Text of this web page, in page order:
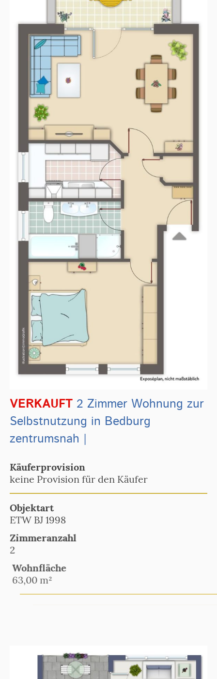
VERKAUFT 2 Zimmer Wohnung zur
Selbstnutzung in Bedburg
zentrumsnah |
Käuferprovision
keine Provision für den Käufer
Objektart
ETW BJ 1998
Zimmeranzahl
2
Wohnfläche
63,00 m²